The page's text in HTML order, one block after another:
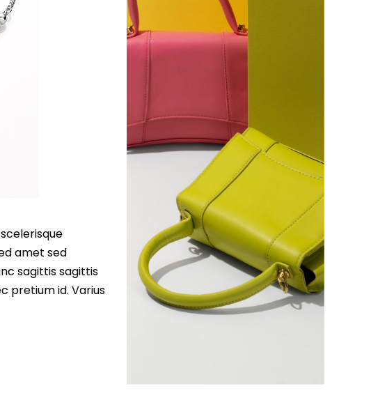
amet sed
sagittis sagittis
pretium id. Varius